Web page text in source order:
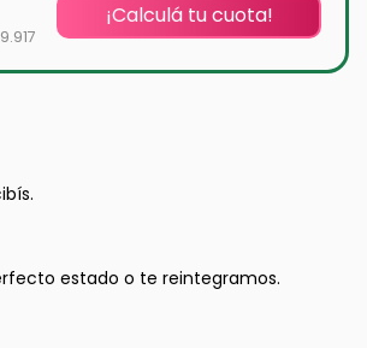
¡Calculá tu cuota!
estado o te reintegramos.